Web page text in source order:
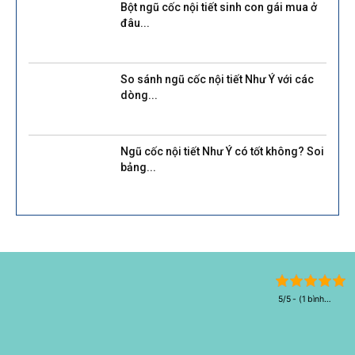
Bột ngũ cốc nội tiết sinh con gái mua ở
đâu...
So sánh ngũ cốc nội tiết Như Ý với các
dòng...
Ngũ cốc nội tiết Như Ý có tốt không? Soi
bảng...
5/5 - (1 bình